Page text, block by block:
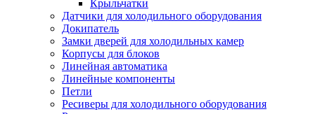
Крыльчатки
Датчики для холодильного оборудования
Докипатель
Замки дверей для холодильных камер
Корпусы для блоков
Линейная автоматика
Линейные компоненты
Петли
Ресиверы для холодильного оборудования